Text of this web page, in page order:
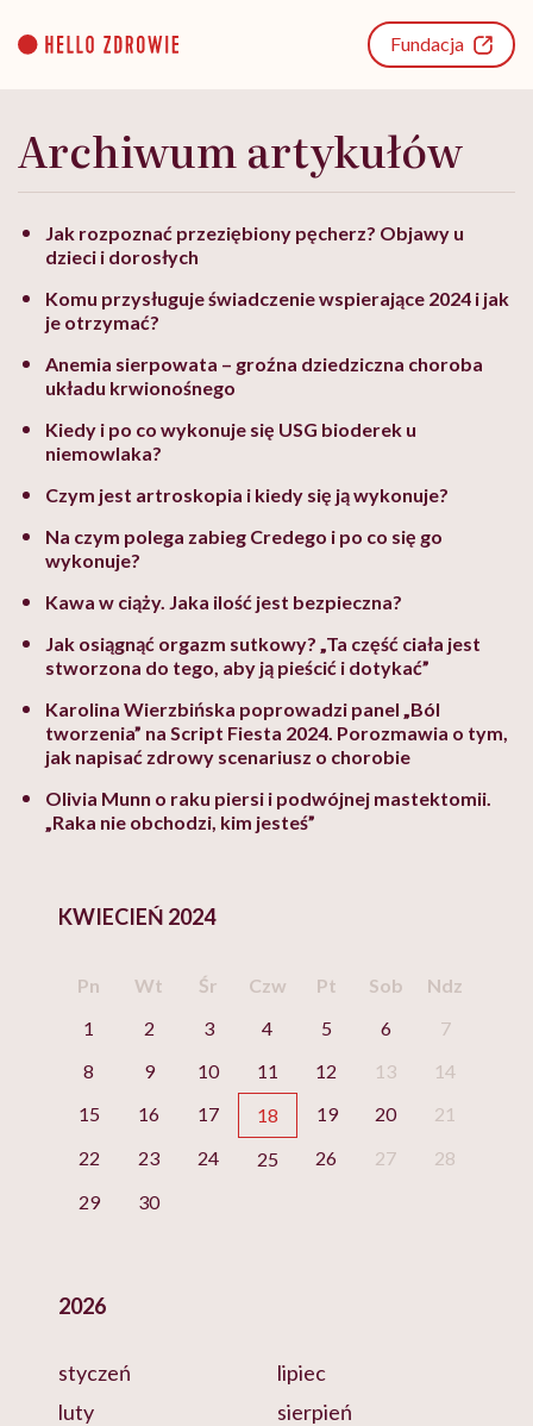
content
Fundacja
Archiwum artykułów
Jak rozpoznać przeziębiony pęcherz? Objawy u
dzieci i dorosłych
Komu przysługuje świadczenie wspierające 2024 i jak
je otrzymać?
Anemia sierpowata – groźna dziedziczna choroba
układu krwionośnego
Kiedy i po co wykonuje się USG bioderek u
niemowlaka?
Czym jest artroskopia i kiedy się ją wykonuje?
Na czym polega zabieg Credego i po co się go
wykonuje?
Kawa w ciąży. Jaka ilość jest bezpieczna?
Jak osiągnąć orgazm sutkowy? „Ta część ciała jest
stworzona do tego, aby ją pieścić i dotykać”
Karolina Wierzbińska poprowadzi panel „Ból
tworzenia” na Script Fiesta 2024. Porozmawia o tym,
jak napisać zdrowy scenariusz o chorobie
Olivia Munn o raku piersi i podwójnej mastektomii.
„Raka nie obchodzi, kim jesteś”
KWIECIEŃ 2024
Pn Wt Śr Czw Pt Sob
Ndz
1
2 3 4 5 6
7
8
9 10 11 12 13
14
15
16 17 18 19 20
21
22
23 24 25 26 27
28
29
30
2026
styczeń
luty
lipiec
sierpień